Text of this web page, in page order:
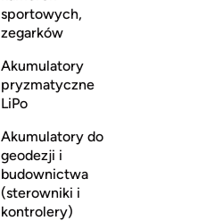
sportowych,
zegarków
Akumulatory
pryzmatyczne
LiPo
Akumulatory do
geodezji i
budownictwa
(sterowniki i
kontrolery)